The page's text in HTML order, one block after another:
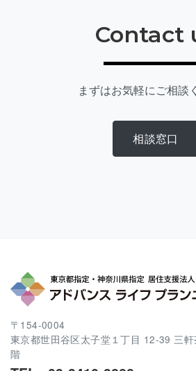
Contact
まずはお気軽にご相談
相談窓口
〒154-0004
東京都世田谷区太子堂１丁目 12-39 三
階